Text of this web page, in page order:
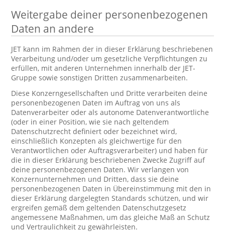
Weitergabe deiner personenbezogenen
Daten an andere
JET kann im Rahmen der in dieser Erklärung beschriebenen
Verarbeitung und/oder um gesetzliche Verpflichtungen zu
erfüllen, mit anderen Unternehmen innerhalb der JET-
Gruppe sowie sonstigen Dritten zusammenarbeiten.
Diese Konzerngesellschaften und Dritte verarbeiten deine
personenbezogenen Daten im Auftrag von uns als
Datenverarbeiter oder als autonome Datenverantwortliche
(oder in einer Position, wie sie nach geltendem
Datenschutzrecht definiert oder bezeichnet wird,
einschließlich Konzepten als gleichwertige für den
Verantwortlichen oder Auftragsverarbeiter) und haben für
die in dieser Erklärung beschriebenen Zwecke Zugriff auf
deine personenbezogenen Daten. Wir verlangen von
Konzernunternehmen und Dritten, dass sie deine
personenbezogenen Daten in Übereinstimmung mit den in
dieser Erklärung dargelegten Standards schützen, und wir
ergreifen gemäß dem geltenden Datenschutzgesetz
angemessene Maßnahmen, um das gleiche Maß an Schutz
und Vertraulichkeit zu gewährleisten.